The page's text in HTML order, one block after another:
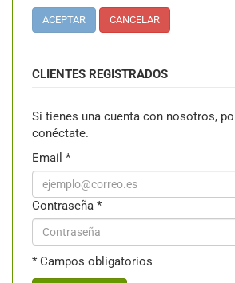
ACEPTAR CANCELAR
CLIENTES REGISTRADOS
Si tienes una cuenta con nosotros,
conéctate.
Email *
Contraseña *
* Campos obligatorios